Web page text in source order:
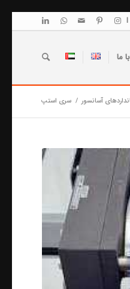
ما
آسانسور / سری استپ